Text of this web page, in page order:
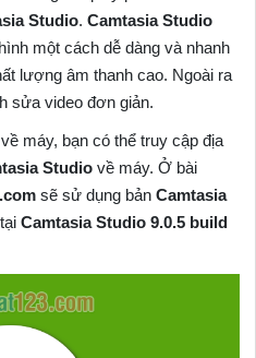
Studio.Camtasia Studio
một cách dễ dàng và nhanh
lượng âm thanh cao. Ngoài ra
sửa video đơn giản.
về máy, bạn có thể truy cập địa
Studio về máy. Ở bài
sẽ sử dụng bảnCamtasia
tạiCamtasia Studio 9.0.5 build